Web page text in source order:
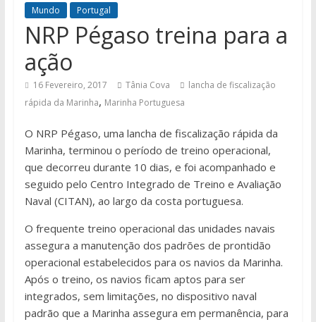
Mundo Portugal
NRP Pégaso treina para a
ação
16 Fevereiro, 2017 Tânia Cova
lancha de fiscalização
rápida da Marinha, Marinha Portuguesa
O NRP Pégaso, uma lancha de fiscalização rápida da
Marinha, terminou o período de treino operacional,
que decorreu durante 10 dias, e foi acompanhado e
seguido pelo Centro Integrado de Treino e Avaliação
Naval (CITAN), ao largo da costa portuguesa.
O frequente treino operacional das unidades navais
assegura a manutenção dos padrões de prontidão
operacional estabelecidos para os navios da Marinha.
Após o treino, os navios ficam aptos para ser
integrados, sem limitações, no dispositivo naval
padrão que a Marinha assegura em permanência, para